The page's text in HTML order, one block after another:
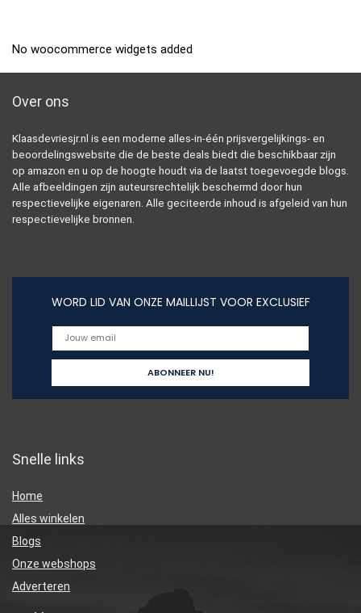
No woocommerce widgets added
Over ons
Klaasdevriesjr.nl is een moderne alles-in-één prijsvergelijkings- en
beoordelingswebsite die de beste deals biedt die beschikbaar zijn
op amazon en u op de hoogte houdt via de laatst toegevoegde blogs.
Alle afbeeldingen zijn auteursrechtelijk beschermd door hun
respectievelijke eigenaren. Alle geciteerde inhoud is afgeleid van hun
respectievelijke bronnen.
WORD LID VAN ONZE MAILLIJST VOOR EXCLUSIEF
Snelle links
Home
Alles winkelen
Blogs
Onze webshops
Adverteren